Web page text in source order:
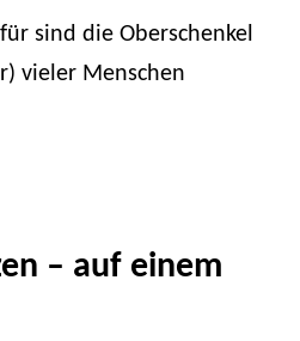
sind die Oberschenkel
vieler Menschen
– auf einem